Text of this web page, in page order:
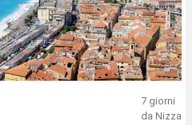
7 giorni
da Nizza